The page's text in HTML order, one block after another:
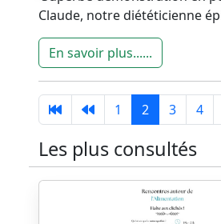
Claude, notre diététicienne
En savoir plus......
1 2 3 4
Les plus consultés